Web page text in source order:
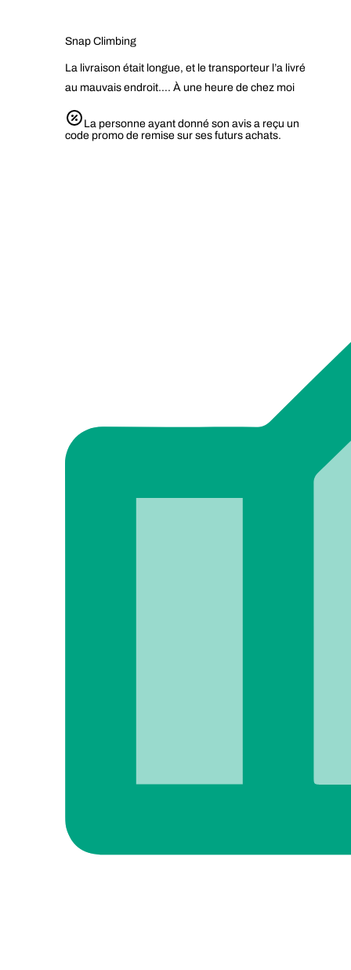
Snap Climbing
La livraison était longue, et le transporteur l’a livré
au mauvais endroit…. À une heure de chez moi
La personne ayant donné son avis a reçu un
code promo de remise sur ses futurs achats.